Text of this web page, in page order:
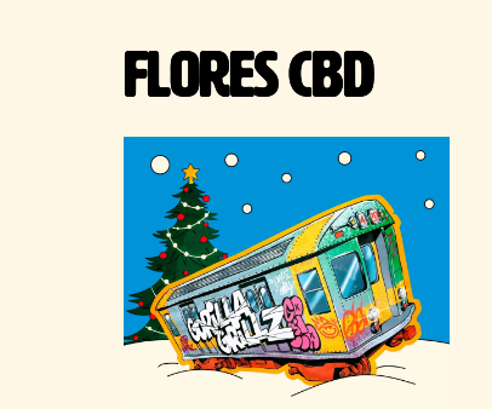
FLORES CBD